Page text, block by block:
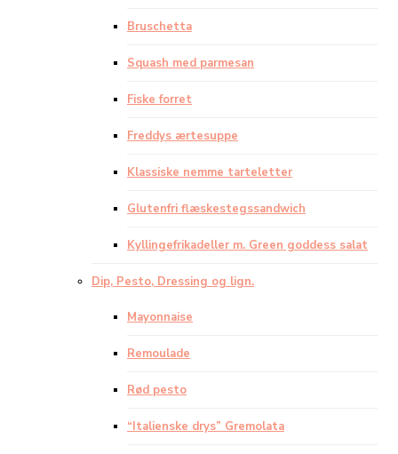
Bruschetta
Squash med parmesan
Fiske forret
Freddys ærtesuppe
Klassiske nemme tarteletter
Glutenfri flæskestegssandwich
Kyllingefrikadeller m. Green goddess salat
Dip, Pesto, Dressing og lign.
Mayonnaise
Remoulade
Rød pesto
“Italienske drys” Gremolata